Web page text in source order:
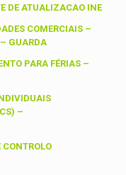
DE ATUALIZACAO INE
COMERCIAIS –
GUARDA
PARA FÉRIAS –
–